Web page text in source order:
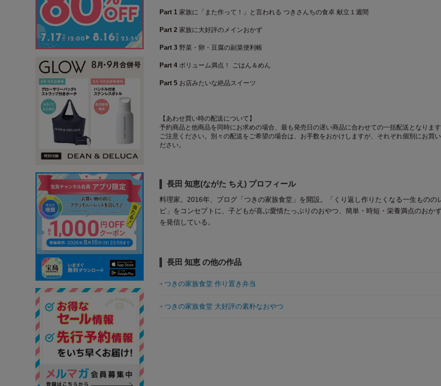
Part 1 家族に「また作って！」と言われる つきさんちの食卓 献立１週間
Part 2 家族に大好評のメインおかず
Part 3 野菜・卵・豆腐の副菜便利帳
Part 4 ボリューム満点！ ごはん＆めん
Part 5 お店みたいな絶品スイーツ
【あわせ買い時の配送について】
予約商品と他商品を同時にお求めの場合、最も発売日の遅い商品に合わせての一括配送となります
ご注意ください。別々の配送をご希望の場合は、お手数をおかけしますが、それぞれ個別にお買い
ださい。
長田 知恵(ながた ちえ) プロフィール
料理家。2016年、ブログ「つきの家族食堂」を開設。「くり返し作りたくなる一生ものの
ピ」をコンセプトに、子どもが喜ぶ愛情たっぷりのおやつ、簡単・時短・栄養満点のおか
を発信している。
長田 知恵 の他の作品
つきの家族食堂 作り置き弁当
つきの家族食堂 大好評の素朴なおやつ